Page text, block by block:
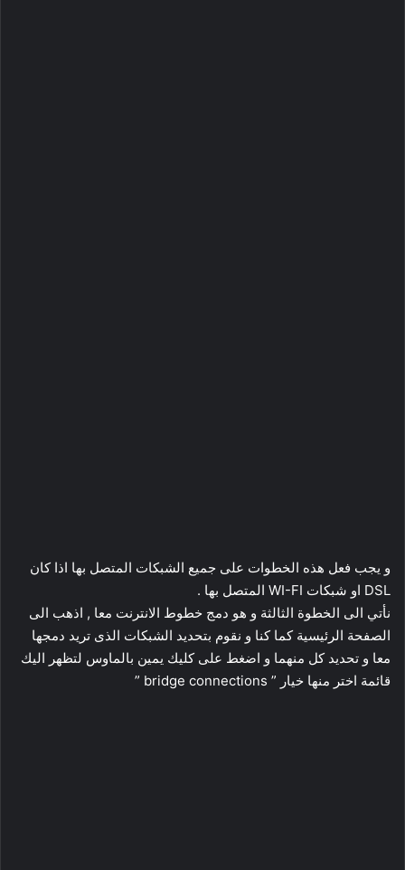
و يجب فعل هذه الخطوات على جميع الشبكات المتصل بها اذا كان
DSL او شبكات WI-FI المتصل بها .
نأتي الى الخطوة الثالثة و هو دمج خطوط الانترنت معا , اذهب الى
الصفحة الرئيسية كما كنا و نقوم بتحديد الشبكات الذى تريد دمجها
معا و تحديد كل منهما و اضغط على كليك يمين بالماوس لتظهر اليك
قائمة اختر منها خيار ” bridge connections ”